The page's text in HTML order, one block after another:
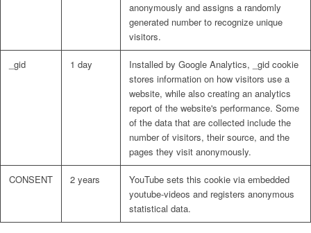
anonymously and assigns a randomly
generated number to recognize unique
visitors.
_gid 1 day
Installed by Google Analytics, _gid cookie
stores information on how visitors use a
website, while also creating an analytics
report of the website's performance. Some
of the data that are collected include the
number of visitors, their source, and the
pages they visit anonymously.
CONSENT 2 years
YouTube sets this cookie via embedded
youtube-videos and registers anonymous
statistical data.